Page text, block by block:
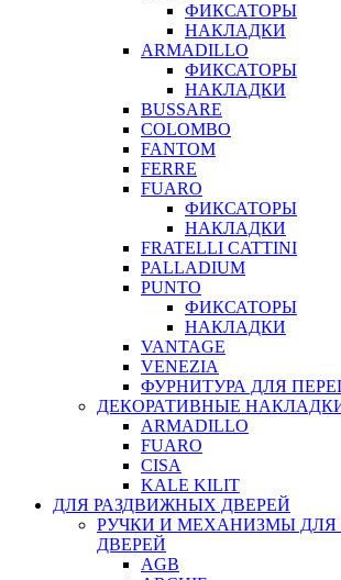
ФИКСАТОРЫ
НАКЛАДКИ
ARMADILLO
ФИКСАТОРЫ
НАКЛАДКИ
BUSSARE
COLOMBO
FANTOM
FERRE
FUARO
ФИКСАТОРЫ
НАКЛАДКИ
FRATELLI CATTINI
PALLADIUM
PUNTO
ФИКСАТОРЫ
НАКЛАДКИ
VANTAGE
VENEZIA
ФУРНИТУРА ДЛЯ
ДЕКОРАТИВНЫЕ
ARMADILLO
FUARO
CISA
KALE KILIT
ДЛЯ РАЗДВИЖНЫХ ДВЕРЕЙ
РУЧКИ И МЕХАНИЗМЫ ДЛЯ
ДВЕРЕЙ
AGB